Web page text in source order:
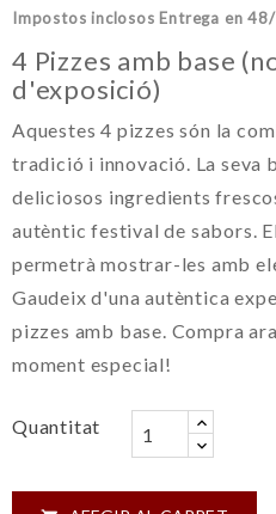
Impostos inclosos Entrega en
4 Pizzes amb base
d'exposició)
Aquestes 4 pizzes són la
tradició i innovació. La seva
deliciosos ingredients
autèntic festival de sabors.
permetrà mostrar-les amb
Gaudeix d'una autèntica
pizzes amb base. Compra
moment especial!
Quantitat